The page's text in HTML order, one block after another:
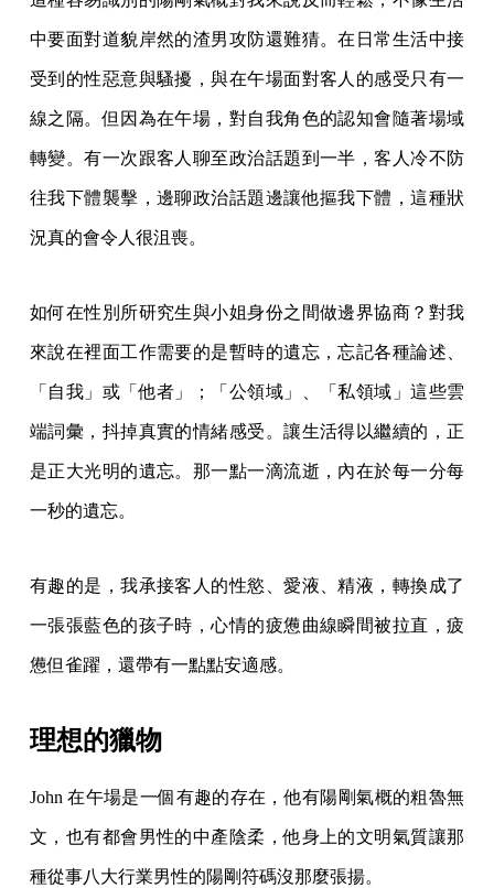
中要面對道貌岸然的渣男攻防還難猜。在日常生活中接
受到的性惡意與騷擾，與在午場面對客人的感受只有一
線之隔。但因為在午場，對自我角色的認知會隨著場域
轉變。有一次跟客人聊至政治話題到一半，客人冷不防
往我下體襲擊，邊聊政治話題邊讓他摳我下體，這種狀
況真的會令人很沮喪。
如何在性別所研究生與小姐身份之間做邊界協商？對我
來說在裡面工作需要的是暫時的遺忘，忘記各種論述、
「自我」或「他者」；「公領域」、「私領域」這些雲
端詞彙，抖掉真實的情緒感受。讓生活得以繼續的，正
是正大光明的遺忘。那一點一滴流逝，內在於每一分每
一秒的遺忘。
有趣的是，我承接客人的性慾、愛液、精液，轉換成了
一張張藍色的孩子時，心情的疲憊曲線瞬間被拉直，疲
憊但雀躍，還帶有一點點安適感。
理想的獵物
John 在午場是一個有趣的存在，他有陽剛氣概的粗魯無
文，也有都會男性的中產陰柔，他身上的文明氣質讓那
種從事八大行業男性的陽剛符碼沒那麼張揚。